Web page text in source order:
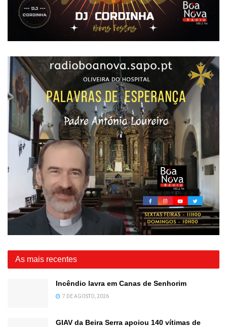
As mais recentes
Incêndio lavra em Canas de Senhorim
7 DE AGOSTO, 2026
GIAV da Beira Serra apoiou 140 vítimas de